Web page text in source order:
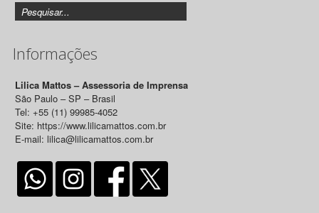
Informações
Lilica Mattos – Assessoria de Imprensa
São Paulo – SP – Brasil
Tel: +55 (11) 99985-4052
Site: https://www.lilicamattos.com.br
E-mail: lilica@lilicamattos.com.br